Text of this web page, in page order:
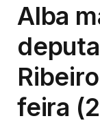
Alba
feira